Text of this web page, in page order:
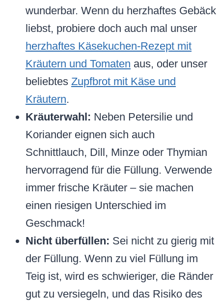
wunderbar. Wenn du herzhaftes Gebäck
liebst, probiere doch auch mal unser
herzhaftes Käsekuchen-Rezept mit
Kräutern und Tomaten aus, oder unser
beliebtes Zupfbrot mit Käse und
Kräutern.
Kräuterwahl: Neben Petersilie und
Koriander eignen sich auch
Schnittlauch, Dill, Minze oder Thymian
hervorragend für die Füllung. Verwende
immer frische Kräuter – sie machen
einen riesigen Unterschied im
Geschmack!
Nicht überfüllen: Sei nicht zu gierig mit
der Füllung. Wenn zu viel Füllung im
Teig ist, wird es schwieriger, die Ränder
gut zu versiegeln, und das Risiko des